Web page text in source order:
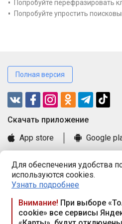
Для обеспечения удобства
используются cookies.
Узнать подробнее
Внимание! При выборе
cookie» все сервисы
Попробуйте перефразировать
Попробуйте упростить
Полная версия
Cкачать приложение
App store
Google
Книга замечаний и предложений
Правила и документы
Praca.by © 2000—2026, ООО
Республика Беларусь, 220114, г.
117а, пом. № 9.